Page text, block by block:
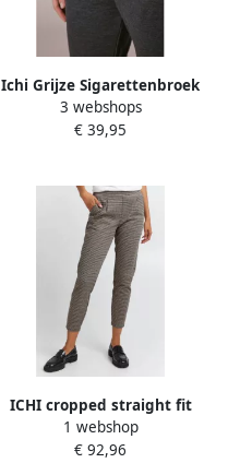
Ichi Grijze Sigarettenbroek
Relaxte Pasvorm Gray
Dames
3 webshops
€ 39,95
ICHI cropped straight fit
broek IHKATE CAMELEON
pA met all over print bruin
1 webshop
€ 92,96